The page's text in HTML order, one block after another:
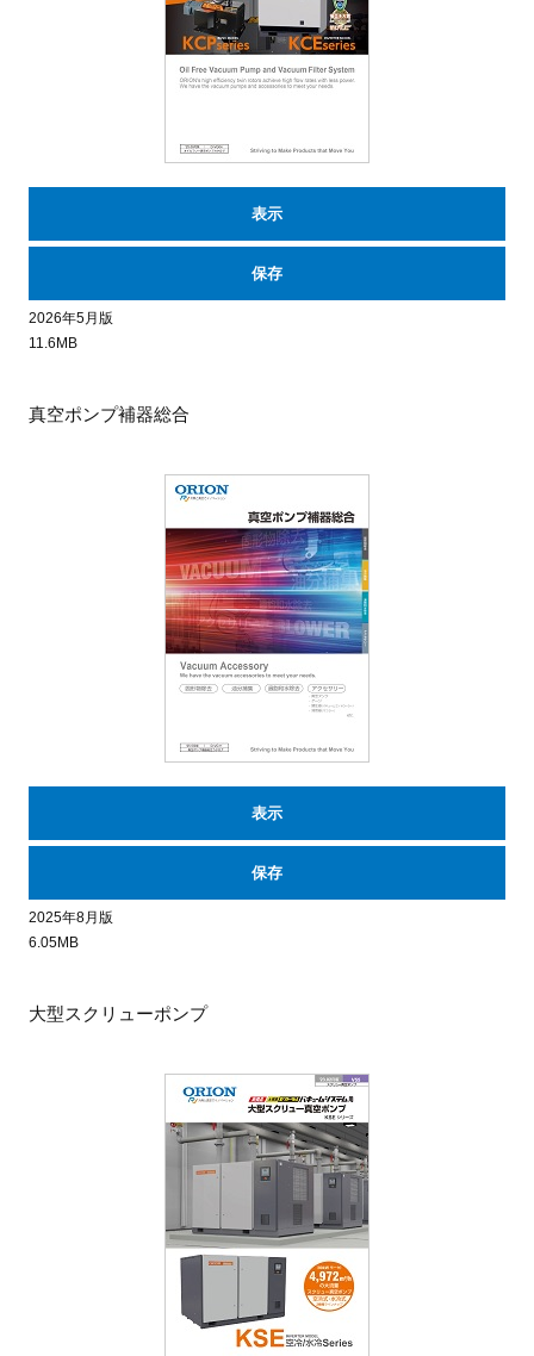
表示
保存
2026年5月版
11.6MB
真空ポンプ補器総合
表示
保存
2025年8月版
6.05MB
大型スクリューポンプ